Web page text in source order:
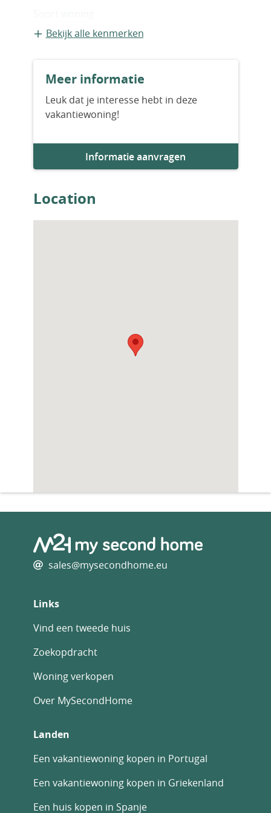
Appartement
Bestaande bouw
Aantal slaapkamers
Aantal badkamers
Bekijk alle kenmerken
Meer informatie
Leuk dat je interesse hebt in deze
vakantiewoning!
Informatie aanvragen
Location
sales@mysecondhome.eu
Links
Vind een tweede huis
Zoekopdracht
Woning verkopen
Over MySecondHome
Landen
Een vakantiewoning kopen in Portugal
Een vakantiewoning kopen in Griekenland
Een huis kopen in Spanje